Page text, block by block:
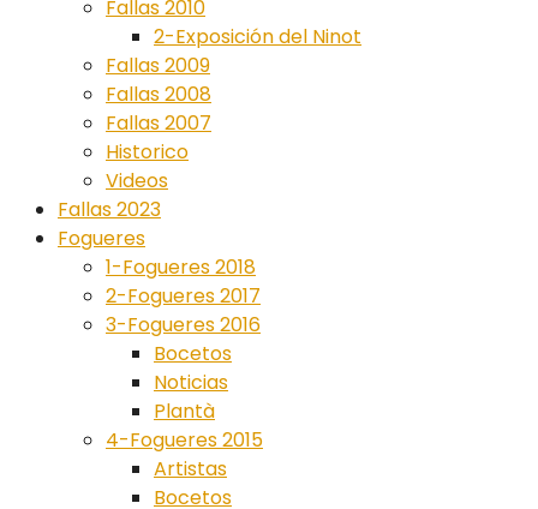
Fallas 2010
2-Exposición del Ninot
Fallas 2009
Fallas 2008
Fallas 2007
Historico
Videos
Fallas 2023
Fogueres
1-Fogueres 2018
2-Fogueres 2017
3-Fogueres 2016
Bocetos
Noticias
Plantà
4-Fogueres 2015
Artistas
Bocetos